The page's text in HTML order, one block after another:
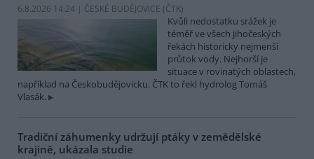
6.8.2026 14:24 | ČESKÉ BUDĚJOVICE (ČTK)
Kvůli nedostatku srážek je
téměř ve všech jihočeských
řekách historicky nejmenší
průtok vody. Nejhorší je
situace v rovinatých oblastech,
například na Českobudějovicku. ČTK to řekl hydrolog Tomáš
Vlasák.
Tradiční záhumenky udržují ptáky v zemědělské
krajině, ukázala studie